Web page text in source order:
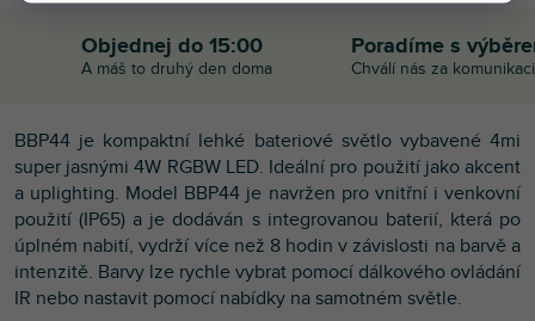
Objednej do 15:00
A máš to druhý den doma
Poradíme s
Chválí nás za komunikaci
BBP44 je kompaktní lehké bateriové světlo vybavené 4mi
super jasnými 4W RGBW LED. Ideální pro použití jako akcent
a uplighting. Model BBP44 je navržen pro vnitřní i venkovní
použití (IP65) a je dodáván s integrovanou baterií, která po
úplném nabití, vydrží více než 8 hodin v závislosti na barvě a
intenzitě. Barvy lze rychle vybrat pomocí dálkového ovládání
IR nebo nastavit pomocí nabídky na samotném světle.